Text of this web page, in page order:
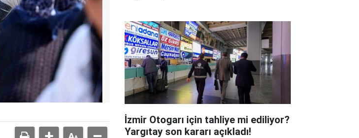
İzmir Otogarı için tahliye mi ediliyor?
Yargıtay son kararı açıkladı!